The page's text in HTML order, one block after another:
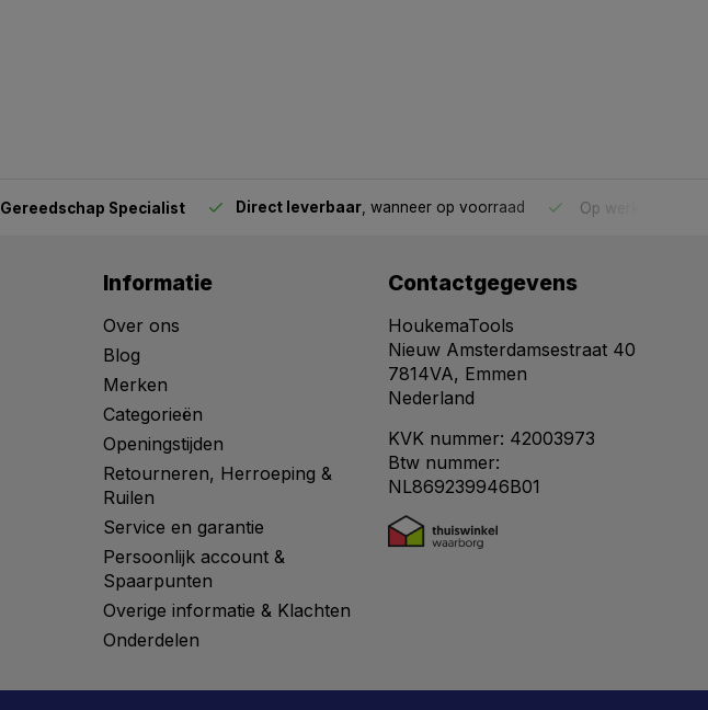
Gereedschap Specialist Direct leverbaar , wanneer op voorraad Op werkdagen
Informatie
Over ons
Blog
Merken
Categorieën
Openingstijden
Retourneren, Herroeping &
Ruilen
Service en garantie
Persoonlijk account &
Spaarpunten
Overige informatie & Klachten
Onderdelen
Contactgegevens
HoukemaTools
Nieuw Amsterdamsestraat 40
7814VA, Emmen
Nederland
KVK nummer: 42003973
Btw nummer:
NL869239946B01